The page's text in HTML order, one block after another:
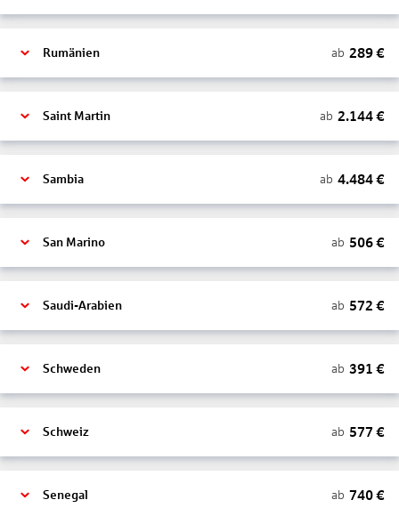
Rumänien ab 289€
Saint Martin ab 2.144€
Sambia ab 4.484€
San Marino ab 506€
Saudi-Arabien ab 572 €
Schweden ab 391 €
Schweiz ab 577 €
Senegal ab 740€